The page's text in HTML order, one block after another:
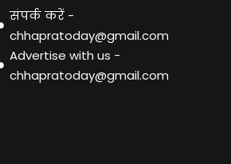
संपर्क करें -
chhapratoday@gmail.com
Advertise with us -
chhapratoday@gmail.com